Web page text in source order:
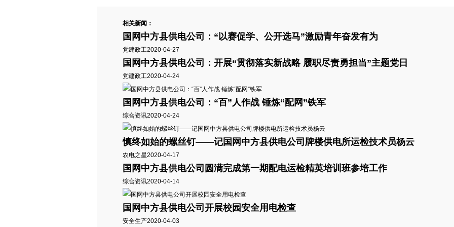
相关新闻：
国网中方县供电公司：“以赛促学、公开选马”激励青年奋发有为
党建政工2020-04-27
国网中方县供电公司：开展“贯彻落实新战略 履职尽责勇担当”主题党日
党建政工2020-04-24
国网中方县供电公司：“百”人作战 锤炼“配网”铁军
综合资讯2020-04-24
慎终如始的螺丝钉——记国网中方县供电公司牌楼供电所运检技术员杨云
农电之星2020-04-17
国网中方县供电公司圆满完成第一期配电运检精英培训班参培工作
综合资讯2020-04-14
国网中方县供电公司开展校园安全用电检查
安全生产2020-04-03